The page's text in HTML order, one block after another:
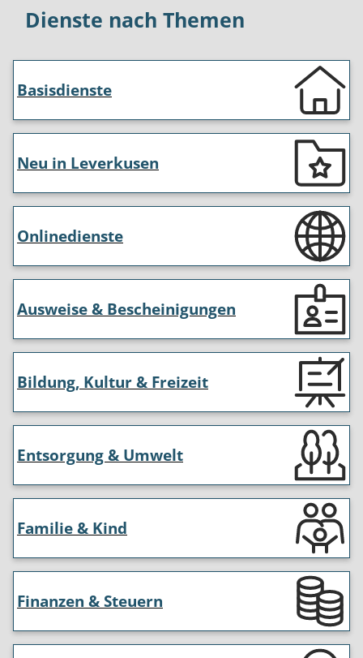
Dienste nach Themen
Basisdienste
Neu in Leverkusen
Onlinedienste
Ausweise & Bescheinigungen
Bildung, Kultur & Freizeit
Entsorgung & Umwelt
Familie & Kind
Finanzen & Steuern